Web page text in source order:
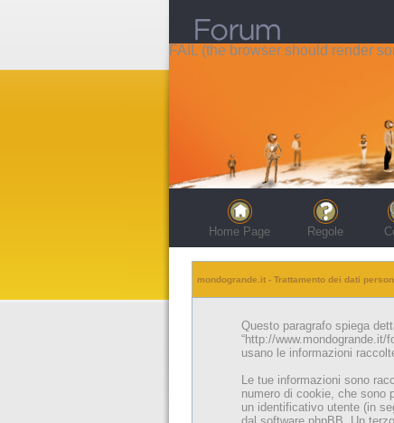
FAIL (the browser should render
Home Page Regole
mondogrande.it - Trattamento dei dati
Questo paragrafo spiega
“http://www.mondogrande.it/
usano le informazioni
Le tue informazioni sono
numero di cookie, che sono
un identificativo utente (in